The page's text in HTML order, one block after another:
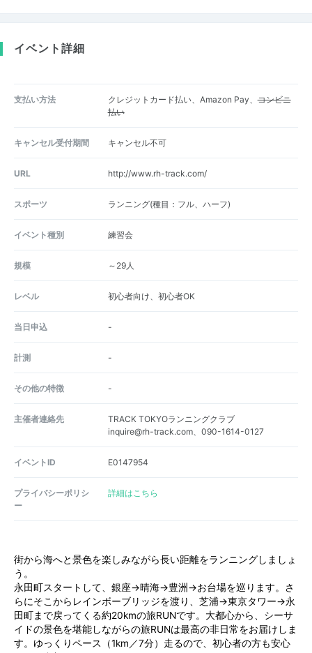
イベント詳細
支払い方法 クレジットカード払い、Amazon Pay、コンビニ
払い
キャンセル受付期間 キャンセル不可
URL http://www.rh-track.com/
スポーツ ランニング(種目：フル、ハーフ)
イベント種別 練習会
規模 ～29人
レベル 初心者向け、初心者OK
当日申込 -
計測 -
その他の特徴 -
主催者連絡先
TRACK TOKYOランニングクラブ
inquire@rh-track.com、090-1614-0127
イベントID E0147954
プライバシーポリシ
ー
詳細はこちら
街から海へと景色を楽しみながら長い距離をランニングしましょ
う。
永田町スタートして、銀座→晴海→豊洲→お台場を巡ります。さ
らにそこからレインボーブリッジを渡り、芝浦→東京タワー→永
田町まで戻ってくる約20kmの旅RUNです。大都心から、シーサ
イドの景色を堪能しながらの旅RUNは最高の非日常をお届けしま
す。ゆっくりペース（1km／7分）走るので、初心者の方も安心